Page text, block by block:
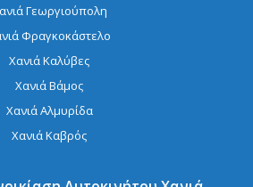
Γεωργιούπολη
Φραγκοκάστελο
Χανιά Καλύβες
Χανιά Βάμος
Χανιά Αλμυρίδα
Χανιά Καβρός